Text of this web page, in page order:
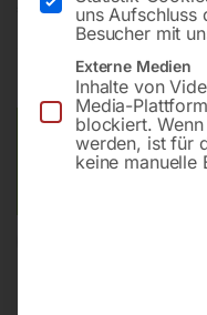
1.680,00
Lieferzeit:
Versandbereit in
Versandkosten
Bitte beachten Sie: Die
uns Aufschluss
Besucher mit
Externe Medien
Inhalte von
Media-
blockiert.
werden, ist für
keine manuelle